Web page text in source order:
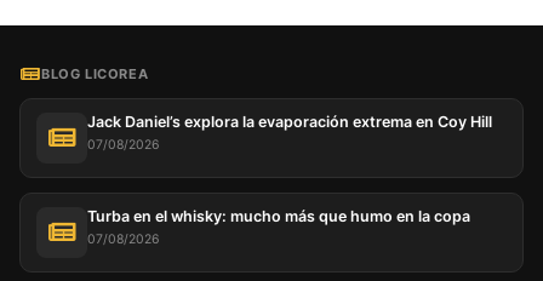
BLOG LICOREA
Jack Daniel’s explora la evaporación extrema en Coy Hill
07/08/2026
Turba en el whisky: mucho más que humo en la copa
07/08/2026